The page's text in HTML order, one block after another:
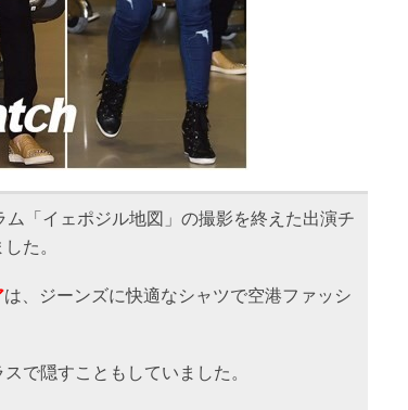
「イェポジル地図」の撮影を終えた出演チ
た。
は、ジーンズに快適なシャツで空港ファッシ
で隠すこともしていました。